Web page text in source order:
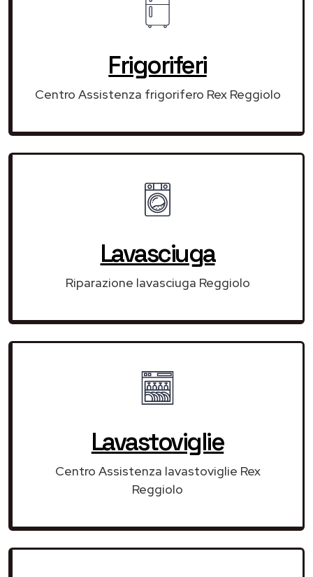
Frigoriferi
Centro Assistenza frigorifero Rex Reggiolo
Lavasciuga
Riparazione lavasciuga Reggiolo
Lavastoviglie
Centro Assistenza lavastoviglie Rex
Reggiolo